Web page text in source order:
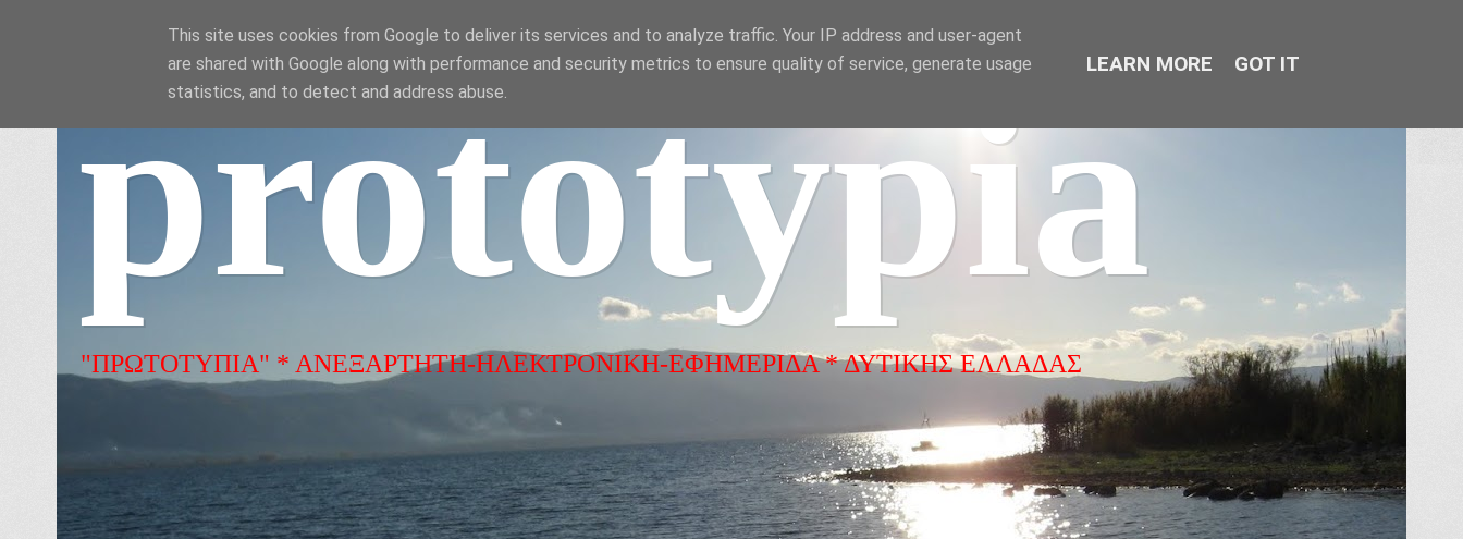
prototypia
"ΠΡΩΤΟΤΥΠΙΑ" * ΑΝΕΞΑΡΤΗΤΗ-ΗΛΕΚΤΡΟΝΙΚΗ-ΕΦΗΜΕΡΙΔΑ * ΔΥΤΙΚΗΣ ΕΛΛΑΔΑΣ
This site uses cookies from Google to deliver its services and to analyze traffic. Your IP address and user-agent
are shared with Google along with performance and security metrics to ensure quality of service, generate usage
statistics, and to detect and address abuse.
LEARN MORE GOT IT